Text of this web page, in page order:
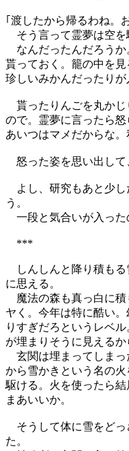
｢渡したから帰るわね。
そう言って霊夢は空を
なんだったんだろうか
貰っておく。籠の中を
珍しいみかんだったりが
貰ったりんごを丸かじ
ので。霊夢に言ったら
あいつはマメだからな。
怒った姿を思い出して
よし、研究もあと少し
う。
一段と気合いが入った
***
しんしんと降り積もる
に思える。
魔法の森も真っ白に積
ヤく。今年は特に酷い
りすぎだろというレベ
が埋まりそうに見えるか
玄関は埋まってしまっ
から雪かきという名の
駆ける。火を使ったら
まあいいか。
そうして体に雪をどっ
た。